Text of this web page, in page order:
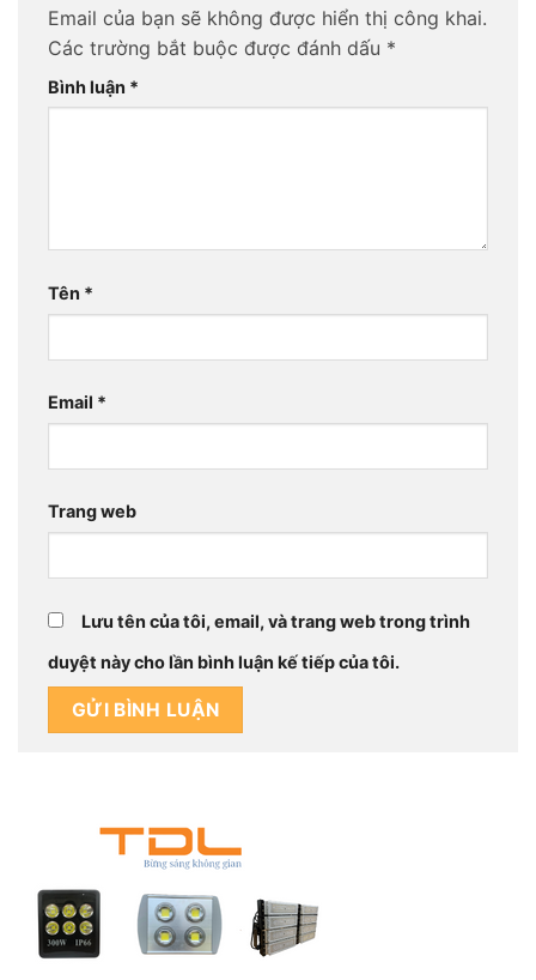
Email của bạn sẽ không được hiển thị công khai.
Các trường bắt buộc được đánh dấu *
Bình luận *
Tên *
Email *
Trang web
Lưu tên của tôi, email, và trang web trong trình
duyệt này cho lần bình luận kế tiếp của tôi.